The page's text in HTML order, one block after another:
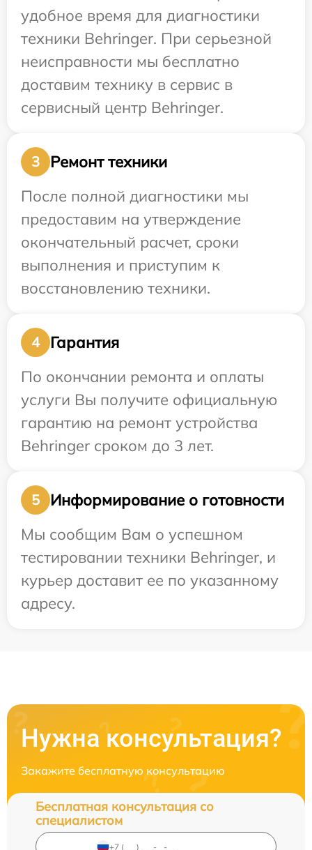
удобное время для диагностики
техники Behringer. При серьезной
неисправности мы бесплатно
доставим технику в сервис в
сервисный центр Behringer.
3
Ремонт техники
После полной диагностики мы
предоставим на утверждение
окончательный расчет, сроки
выполнения и приступим к
восстановлению техники.
4
Гарантия
По окончании ремонта и оплаты
услуги Вы получите официальную
гарантию на ремонт устройства
Behringer сроком до 3 лет.
5
Информирование о готовности
Мы сообщим Вам о успешном
тестировании техники Behringer, и
курьер доставит ее по указанному
адресу.
Нужна консультация?
Закажите бесплатную консультацию
Бесплатная консультация со
специалистом